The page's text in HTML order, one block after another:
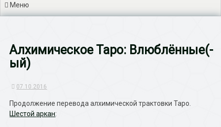
Меню
Алхимическое Таро: Влюблённые(-
ый)
07.10.2016
Продолжение перевода алхимической трактовки Таро.
Шестой аркан: